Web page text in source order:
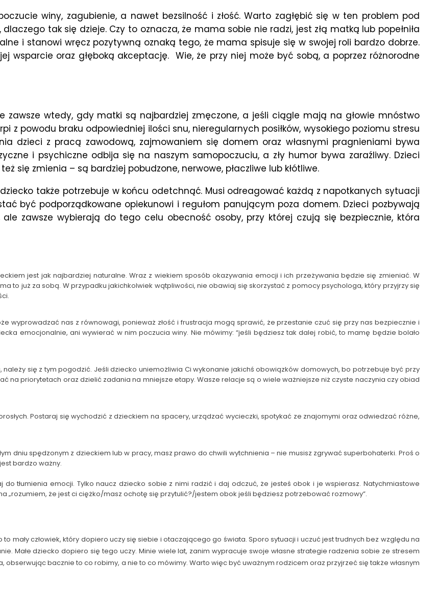
winy, zagubienie, a nawet bezsilność i złość. Warto zagłębić się w ten problem pod
tak się dzieje. Czy to oznacza, że mama sobie nie radzi, jest złą matką lub popełniła
i stanowi wręcz pozytywną oznaką tego, że mama spisuje się w swojej roli bardzo dobrze.
wsparcie oraz głęboką akceptację. Wie, że przy niej może być sobą, a poprzez różnorodne
zawsze wtedy, gdy matki są najbardziej zmęczone, a jeśli ciągle mają na głowie mnóstwo
z powodu braku odpowiedniej ilości snu, nieregularnych posiłków, wysokiego poziomu stresu
dzieci z pracą zawodową, zajmowaniem się domem oraz własnymi pragnieniami bywa
i psychiczne odbija się na naszym samopoczuciu, a zły humor bywa zaraźliwy. Dzieci
się zmienia – są bardziej pobudzone, nerwowe, płaczliwe lub kłótliwe.
dziecko także potrzebuje w końcu odetchnąć. Musi odreagować każdą z napotkanych sytuacji
być podporządkowane opiekunowi i regułom panującym poza domem. Dzieci pozbywają
zawsze wybierają do tego celu obecność osoby, przy której czują się bezpiecznie, która
jest jak najbardziej naturalne. Wraz z wiekiem sposób okazywania emocji i ich przeżywania będzie się zmieniać. W
to już za sobą. W przypadku jakichkolwiek wątpliwości, nie obawiaj się skorzystać z pomocy psychologa, który przyjrzy się
wyprowadzać nas z równowagi, ponieważ złość i frustracja mogą sprawić, że przestanie czuć się przy nas bezpiecznie i
emocjonalnie, ani wywierać w nim poczucia winy. Nie mówimy: “jeśli będziesz tak dalej robić, to mamę będzie bolało
należy się z tym pogodzić. Jeśli dziecko uniemożliwia Ci wykonanie jakichś obowiązków domowych, bo potrzebuje być przy
na priorytetach oraz dzielić zadania na mniejsze etapy. Wasze relacje są o wiele ważniejsze niż czyste naczynia czy obiad
Postaraj się wychodzić z dzieckiem na spacery, urządzać wycieczki, spotykać ze znajomymi oraz odwiedzać różne,
dniu spędzonym z dzieckiem lub w pracy, masz prawo do chwili wytchnienia – nie musisz zgrywać superbohaterki. Proś o
jest bardzo ważny.
do tłumienia emocji. Tylko naucz dziecko sobie z nimi radzić i daj odczuć, że jesteś obok i je wspierasz. Natychmiastowe
„rozumiem, że jest ci ciężko/masz ochotę się przytulić?/jestem obok jeśli będziesz potrzebować rozmowy”.
mały człowiek, który dopiero uczy się siebie i otaczającego go świata. Sporo sytuacji i uczuć jest trudnych bez względu na
Małe dziecko dopiero się tego uczy. Minie wiele lat, zanim wypracuje swoje własne strategie radzenia sobie ze stresem
bacznie to co robimy, a nie to co mówimy. Warto więc być uważnym rodzicem oraz przyjrzeć się także własnym